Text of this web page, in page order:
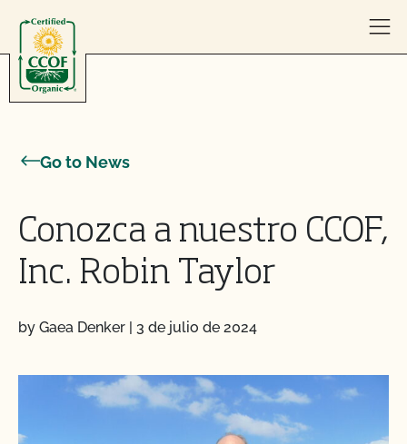
Go to News
Conozca a nuestro CCOF,
Inc. Robin Taylor
by Gaea Denker | 3 de julio de 2024